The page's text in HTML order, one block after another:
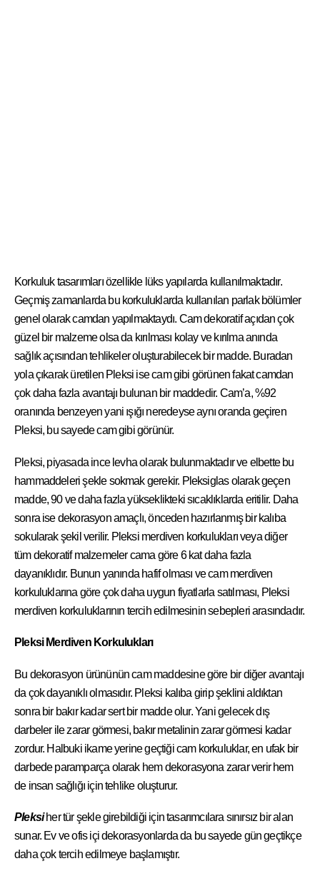
Korkuluk tasarımları özellikle lüks yapılarda kullanılmaktadır.
Geçmiş zamanlarda bu korkuluklarda kullanılan parlak bölümler
genel olarak camdan yapılmaktaydı. Cam dekoratif açıdan çok
güzel bir malzeme olsa da kırılması kolay ve kırılma anında
sağlık açısından tehlikeler oluşturabilecek bir madde. Buradan
yola çıkarak üretilen Pleksi ise cam gibi görünen fakat camdan
çok daha fazla avantajı bulunan bir maddedir. Cam’a, %92
oranında benzeyen yani ışığı neredeyse aynı oranda geçiren
Pleksi, bu sayede cam gibi görünür.
Pleksi, piyasada ince levha olarak bulunmaktadır ve elbette bu
hammaddeleri şekle sokmak gerekir. Pleksiglas olarak geçen
madde, 90 ve daha fazla yükseklikteki sıcaklıklarda eritilir. Daha
sonra ise dekorasyon amaçlı, önceden hazırlanmış bir kalıba
sokularak şekil verilir. Pleksi merdiven korkulukları veya diğer
tüm dekoratif malzemeler cama göre 6 kat daha fazla
dayanıklıdır. Bunun yanında hafif olması ve cam merdiven
korkuluklarına göre çok daha uygun fiyatlarla satılması, Pleksi
merdiven korkuluklarının tercih edilmesinin sebepleri arasındadır.
Pleksi Merdiven Korkulukları
Bu dekorasyon ürününün cam maddesine göre bir diğer avantajı
da çok dayanıklı olmasıdır. Pleksi kalıba girip şeklini aldıktan
sonra bir bakır kadar sert bir madde olur. Yani gelecek dış
darbeler ile zarar görmesi, bakır metalinin zarar görmesi kadar
zordur. Halbuki ikame yerine geçtiği cam korkuluklar, en ufak bir
darbede paramparça olarak hem dekorasyona zarar verir hem
de insan sağlığı için tehlike oluşturur.
Pleksi her tür şekle girebildiği için tasarımcılara sınırsız bir alan
sunar. Ev ve ofis içi dekorasyonlarda da bu sayede gün geçtikçe
daha çok tercih edilmeye başlamıştır.